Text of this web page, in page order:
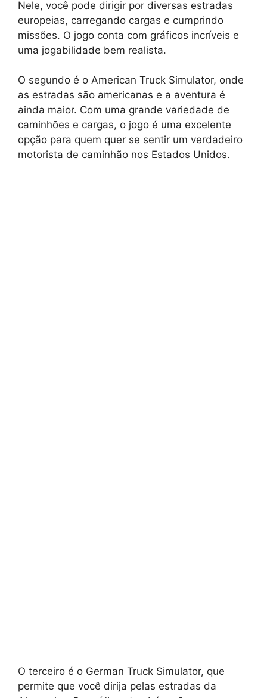
Nele, você pode dirigir por diversas estradas
europeias, carregando cargas e cumprindo
missões. O jogo conta com gráficos incríveis e
uma jogabilidade bem realista.
O segundo é o American Truck Simulator, onde
as estradas são americanas e a aventura é
ainda maior. Com uma grande variedade de
caminhões e cargas, o jogo é uma excelente
opção para quem quer se sentir um verdadeiro
motorista de caminhão nos Estados Unidos.
O terceiro é o German Truck Simulator, que
permite que você dirija pelas estradas da